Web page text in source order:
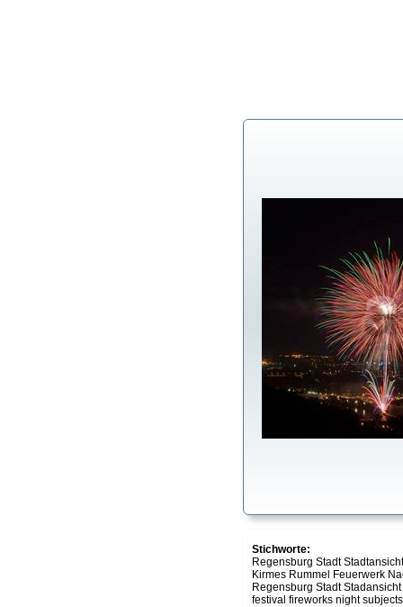
Stichworte:
Regensburg Stadt
Kirmes Rummel Feuerwerk
Regensburg Stadt
festival fireworks night